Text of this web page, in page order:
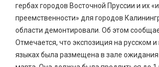
гербах городов Восточной Пруссии и их
преемственности» для городов
области демонтировали. Об этом
Отмечается, что экспозиция на русском
языках была размещена в зале ожидания